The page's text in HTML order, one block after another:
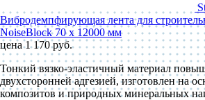
Вибродемпфирующая лента для
NoiseBlock 70 x 12000 мм
цена 1 170 руб.
Тонкий вязко-эластичный материал
двухсторонней адгезией, изготовлен на
композитов и природных минеральных